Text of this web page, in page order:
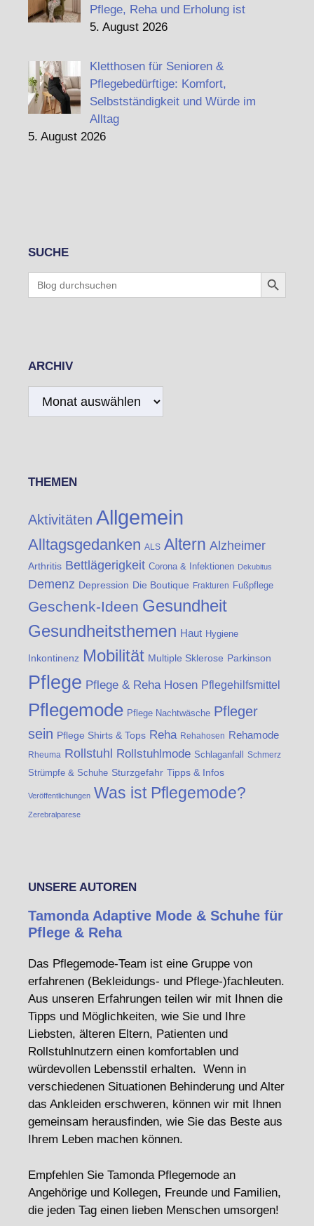
Pflege, Reha und Erholung ist
5. August 2026
Kletthosen für Senioren &
Pflegebedürftige: Komfort,
Selbstständigkeit und Würde im
Alltag
5. August 2026
SUCHE
for:
Search Button
ARCHIV
Archiv
THEMEN
Aktivitäten Allgemein
Alltagsgedanken ALS Altern Alzheimer
Arthritis Bettlägerigkeit Corona & Infektionen Dekubitus
Demenz Depression Die Boutique Frakturen Fußpflege
Geschenk-Ideen Gesundheit
Gesundheitsthemen Haut Hygiene
Inkontinenz Mobilität Multiple Sklerose Parkinson
Pflege Pflege & Reha Hosen Pflegehilfsmittel
Pflegemode Pflege Nachtwäsche Pfleger
sein Pflege Shirts & Tops Reha Rehahosen Rehamode
Rheuma Rollstuhl Rollstuhlmode Schlaganfall
Schmerz
Strümpfe & Schuhe Sturzgefahr Tipps & Infos
Veröffentlichungen Was ist Pflegemode?
Zerebralparese
UNSERE AUTOREN
Tamonda Adaptive Mode & Schuhe für
Pflege & Reha
Das Pflegemode-Team ist eine Gruppe von
erfahrenen (Bekleidungs- und Pflege-)fachleuten.
Aus unseren Erfahrungen teilen wir mit Ihnen die
Tipps und Möglichkeiten, wie Sie und Ihre
Liebsten, älteren Eltern, Patienten und
Rollstuhlnutzern einen komfortablen und
würdevollen Lebensstil erhalten. Wenn in
verschiedenen Situationen Behinderung und Alter
das Ankleiden erschweren, können wir mit Ihnen
gemeinsam herausfinden, wie Sie das Beste aus
Ihrem Leben machen können.
Empfehlen Sie Tamonda Pflegemode an
Angehörige und Kollegen, Freunde und Familien,
die jeden Tag einen lieben Menschen umsorgen!